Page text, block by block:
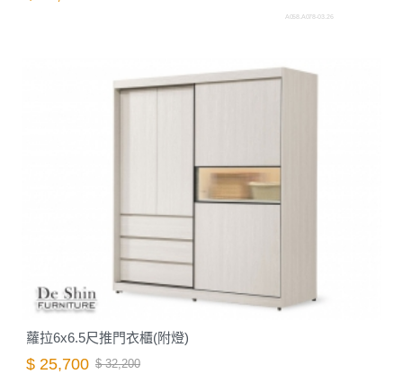
A058.A078-03.26
蘿拉6x6.5尺推門衣櫃(附燈)
$ 25,700 $ 32,200